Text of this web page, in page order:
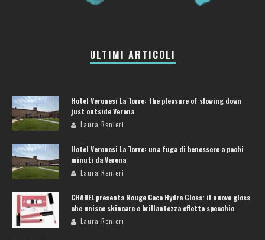
ULTIMI ARTICOLI
Hotel Veronesi La Torre: the pleasure of slowing down
just outside Verona
Laura Renieri
Hotel Veronesi La Torre: una fuga di benessere a pochi
minuti da Verona
Laura Renieri
CHANEL presenta Rouge Coco Hydra Gloss: il nuovo gloss
che unisce skincare e brillantezza effetto specchio
Laura Renieri